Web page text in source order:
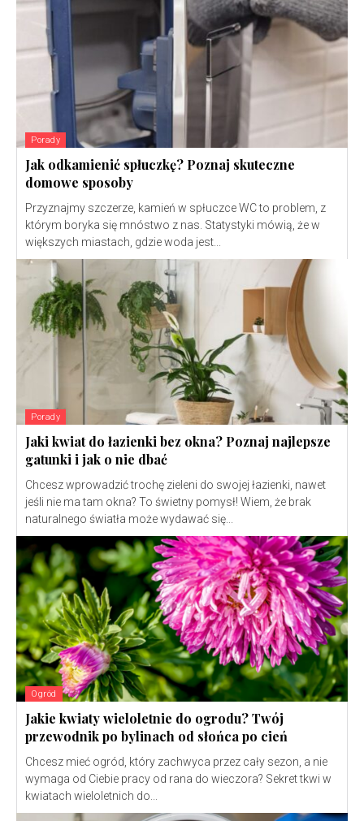
Porady
Jak odkamienić spłuczkę? Poznaj skuteczne
domowe sposoby
Przyznajmy szczerze, kamień w spłuczce WC to problem, z
którym boryka się mnóstwo z nas. Statystyki mówią, że w
większych miastach, gdzie woda jest...
Porady
Jaki kwiat do łazienki bez okna? Poznaj najlepsze
gatunki i jak o nie dbać
Chcesz wprowadzić trochę zieleni do swojej łazienki, nawet
jeśli nie ma tam okna? To świetny pomysł! Wiem, że brak
naturalnego światła może wydawać się...
Ogród
Jakie kwiaty wieloletnie do ogrodu? Twój
przewodnik po bylinach od słońca po cień
Chcesz mieć ogród, który zachwyca przez cały sezon, a nie
wymaga od Ciebie pracy od rana do wieczora? Sekret tkwi w
kwiatach wieloletnich do...